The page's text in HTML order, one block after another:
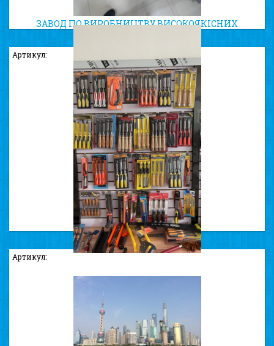
ЗАВОД ПО ВИРОБНИЦТВУ ВИСОКОЯКІСНИХ
Артикул:
ЗАВОД ПО ВИРОБНИЦТВУ ВИСОКОЯКІСНИХ НОЖІВОК
ТА СТАМЕСОК
Артикул: